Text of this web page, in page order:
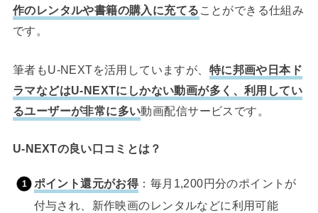
作のレンタルや書籍の購入に充てる ことができる仕組み
です。
筆者もU-NEXTを活用していますが、 特に邦画や日本ド
ラマなどはU-NEXTにしかない動画が多く、利用してい
るユーザーが非常に多い動画配信サービスです。
U-NEXTの良い口コミとは？
ポイント還元がお得：毎月1,200円分のポイントが
付与され、新作映画のレンタルなどに利用可能